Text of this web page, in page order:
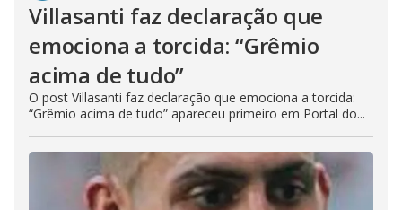
Villasanti faz declaração que
emociona a torcida: “Grêmio
acima de tudo”
O post Villasanti faz declaração que emociona a torcida:
“Grêmio acima de tudo” apareceu primeiro em Portal do...